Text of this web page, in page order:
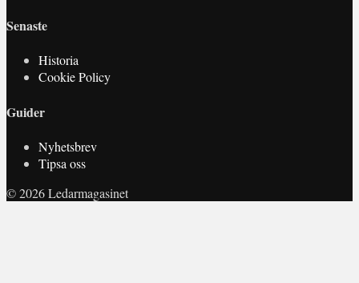
Senaste
Historia
Cookie Policy
Guider
Nyhetsbrev
Tipsa oss
© 2026 Ledarmagasinet